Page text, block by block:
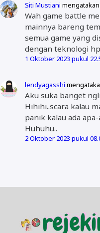
Siti Mustiani
Wah game battle
mainnya bareng
semua game yang
dengan teknologi
1 Oktober 2023 pukul
lendyagasshi
Aku suka banget
Hihihi..scara kalau
panik kalau ada
Huhuhu..
2 Oktober 2023 pukul